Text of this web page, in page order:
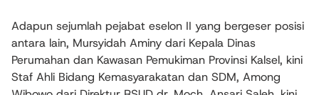
Adapun sejumlah pejabat eselon II yang bergeser posisi
antara lain, Mursyidah Aminy dari Kepala Dinas
Perumahan dan Kawasan Pemukiman Provinsi Kalsel, kini
Staf Ahli Bidang Kemasyarakatan dan SDM, Among